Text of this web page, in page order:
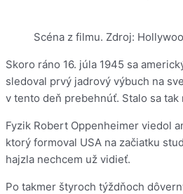
Scéna z filmu. Zdroj:
Skoro ráno 16. júla 1945 sa
sledoval prvý jadrový výbuch na
v tento deň prebehnúť. Stalo sa tak
Fyzik Robert Oppenheimer viedol
ktorý formoval USA na začiatku
hajzla nechcem už vidieť.
Po takmer štyroch týždňoch